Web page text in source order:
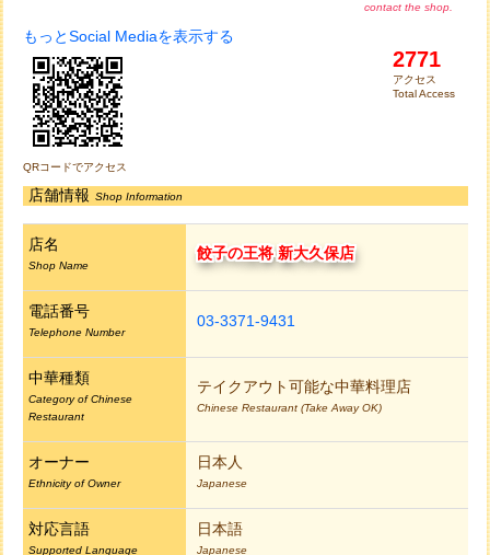
contact the shop.
もっとSocial Mediaを表示する
2771
アクセス
Total Access
QRコードでアクセス
店舗情報 Shop Information
店名
Shop Name
餃子の王将 新大久保店
電話番号
Telephone Number
03-3371-9431
中華種類
Category of Chinese
Restaurant
テイクアウト可能な中華料理店
Chinese Restaurant (Take Away OK)
オーナー
Ethnicity of Owner
日本人
Japanese
対応言語
Supported Language
日本語
Japanese